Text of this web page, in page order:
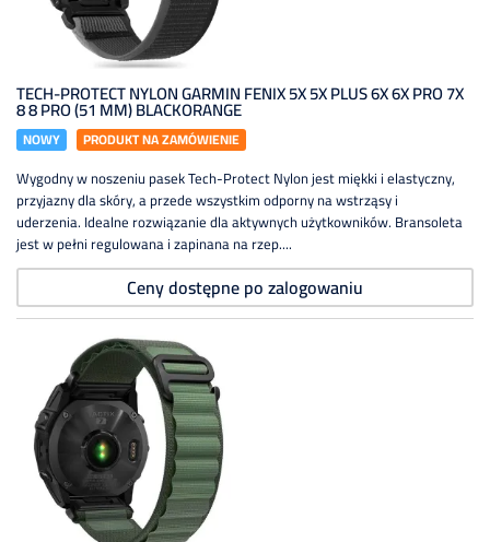
TECH-PROTECT NYLON GARMIN FENIX 5X 5X PLUS 6X 6X PRO 7X
8 8 PRO (51 MM) BLACKORANGE
NOWY PRODUKT NA ZAMÓWIENIE
Wygodny w noszeniu pasek Tech-Protect Nylon jest miękki i elastyczny,
przyjazny dla skóry, a przede wszystkim odporny na wstrząsy i
uderzenia. Idealne rozwiązanie dla aktywnych użytkowników. Bransoleta
jest w pełni regulowana i zapinana na rzep....
Ceny dostępne po zalogowaniu